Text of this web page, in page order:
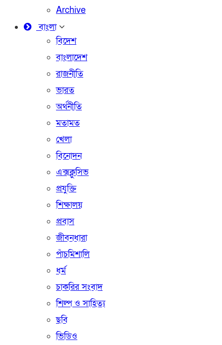
Archive
বাংলা
বিদেশ
বাংলাদেশ
রাজনীতি
ভারত
অর্থনীতি
মতামত
খেলা
বিনোদন
এক্সক্লুসিভ
প্রযুক্তি
শিক্ষালয়
প্রবাস
জীবনধারা
পাঁচমিশালি
ধর্ম
চাকরির সংবাদ
শিল্প ও সাহিত্য
ছবি
ভিডিও